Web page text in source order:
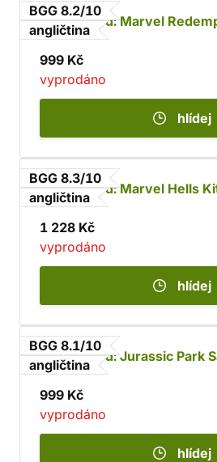
BGG 8.2/10
angličtina
Unmatched: Marvel
999 Kč
vyprodáno
hlídej
BGG 8.3/10
angličtina
Unmatched: Marvel Hells
1 228 Kč
vyprodáno
hlídej
BGG 8.1/10
angličtina
Unmatched: Jurassic Park
999 Kč
vyprodáno
hlídej